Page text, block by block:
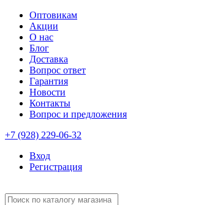
Оптовикам
Акции
О нас
Блог
Доставка
Вопрос ответ
Гарантия
Новости
Контакты
Вопрос и предложения
+7 (928) 229-06-32
Вход
Регистрация